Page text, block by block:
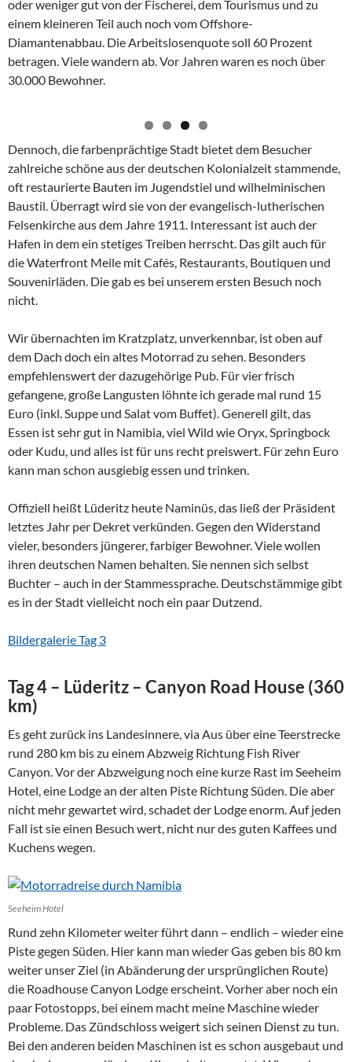
oder weniger gut von der Fischerei, dem Tourismus und zu
einem kleineren Teil auch noch vom Offshore-
Diamantenabbau. Die Arbeitslosenquote soll 60 Prozent
betragen. Viele wandern ab. Vor Jahren waren es noch über
30.000 Bewohner.
Dennoch, die farbenprächtige Stadt bietet dem Besucher
zahlreiche schöne aus der deutschen Kolonialzeit stammende,
oft restaurierte Bauten im Jugendstiel und wilhelminischen
Baustil. Überragt wird sie von der evangelisch-lutherischen
Felsenkirche aus dem Jahre 1911. Interessant ist auch der
Hafen in dem ein stetiges Treiben herrscht. Das gilt auch für
die Waterfront Meile mit Cafés, Restaurants, Boutiquen und
Souvenirläden. Die gab es bei unserem ersten Besuch noch
nicht.
Wir übernachten im Kratzplatz, unverkennbar, ist oben auf
dem Dach doch ein altes Motorrad zu sehen. Besonders
empfehlenswert der dazugehörige Pub. Für vier frisch
gefangene, große Langusten löhnte ich gerade mal rund 15
Euro (inkl. Suppe und Salat vom Buffet). Generell gilt, das
Essen ist sehr gut in Namibia, viel Wild wie Oryx, Springbock
oder Kudu, und alles ist für uns recht preiswert. Für zehn Euro
kann man schon ausgiebig essen und trinken.
Offiziell heißt Lüderitz heute Naminüs, das ließ der Präsident
letztes Jahr per Dekret verkünden. Gegen den Widerstand
vieler, besonders jüngerer, farbiger Bewohner. Viele wollen
ihren deutschen Namen behalten. Sie nennen sich selbst
Buchter – auch in der Stammessprache. Deutschstämmige gibt
es in der Stadt vielleicht noch ein paar Dutzend.
Bildergalerie Tag 3
Tag 4 – Lüderitz – Canyon Road House (360
km)
Es geht zurück ins Landesinnere, via Aus über eine Teerstrecke
rund 280 km bis zu einem Abzweig Richtung Fish River
Canyon. Vor der Abzweigung noch eine kurze Rast im Seeheim
Hotel, eine Lodge an der alten Piste Richtung Süden. Die aber
nicht mehr gewartet wird, schadet der Lodge enorm. Auf jeden
Fall ist sie einen Besuch wert, nicht nur des guten Kaffees und
Kuchens wegen.
Seeheim Hotel
Rund zehn Kilometer weiter führt dann – endlich – wieder eine
Piste gegen Süden. Hier kann man wieder Gas geben bis 80 km
weiter unser Ziel (in Abänderung der ursprünglichen Route)
die Roadhouse Canyon Lodge erscheint. Vorher aber noch ein
paar Fotostopps, bei einem macht meine Maschine wieder
Probleme. Das Zündschloss weigert sich seinen Dienst zu tun.
Bei den anderen beiden Maschinen ist es schon ausgebaut und